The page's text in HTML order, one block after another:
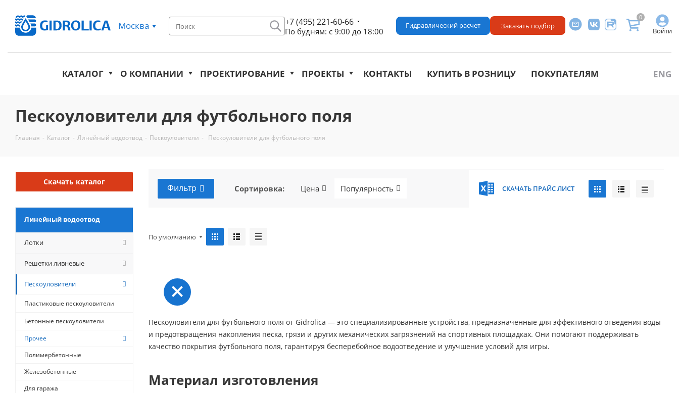
Москва +7 (495) 221-60-66
По будням: с 9:00 до 18:00 Войти
0
Гидравлический расчет Заказать подбор
КАТАЛОГ О КОМПАНИИ ПРОЕКТИРОВАНИЕ ПРОЕКТЫ КОНТАКТЫ КУПИТЬ В РОЗНИЦУ ПОКУПАТЕЛЯМ ENG
Пескоуловители для футбольного поля
Главная - Каталог - Линейный водоотвод - Пескоуловители - Пескоуловители для футбольного поля
Фильтр Сортировка: Цена Популярность СКАЧАТЬ ПРАЙС ЛИСТ
По умолчанию
Пескоуловители для футбольного поля от Gidrolica — это специализированные устройства, предназначенные для эффективного отведения воды
и предотвращения накопления песка, грязи и других механических загрязнений на спортивных площадках. Они помогают поддерживать
качество покрытия футбольного поля, гарантируя бесперебойное водоотведение и улучшение условий для игры.
Материал изготовления
Скачать каталог
Линейный водоотвод
Лотки
Решетки ливневые
Пескоуловители
Пластиковые пескоуловители
Бетонные пескоуловители
Прочее
Полимербетонные
Железобетонные
Для гаража